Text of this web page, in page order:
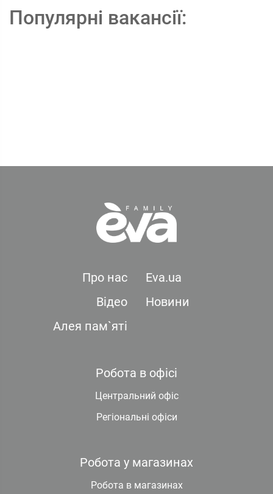
Популярні вакансії:
Про нас
Eva.ua
Відео
Новини
Алея пам`яті
Робота в офісі
Центральний офіс
Регіональні офіси
Робота у магазинах
Робота в магазинах